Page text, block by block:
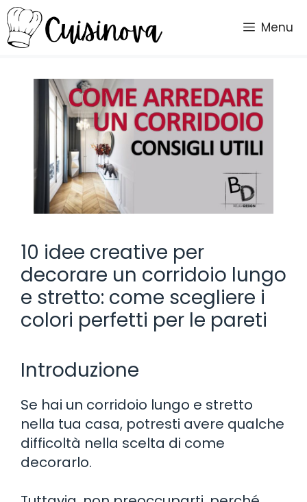
Vai
al
contenuto
Menu
10 idee creative per
decorare un corridoio lungo
e stretto: come scegliere i
colori perfetti per le pareti
Introduzione
Se hai un corridoio lungo e stretto
nella tua casa, potresti avere qualche
difficoltà nella scelta di come
decorarlo.